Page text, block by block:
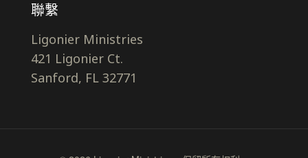
聯繫
Ligonier Ministries
421 Ligonier Ct.
Sanford, FL 32771